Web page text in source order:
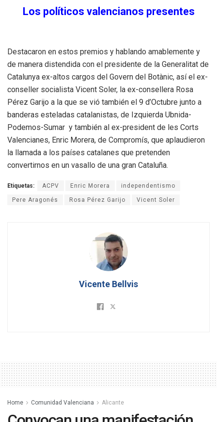
Los políticos valencianos presentes
Destacaron en estos premios y hablando amablemente y
de manera distendida con el presidente de la Generalitat de
Catalunya ex-altos cargos del Govern del Botànic, así el ex-
conseller socialista Vicent Soler, la ex-consellera Rosa
Pérez Garijo a la que se vió también el 9 d’Octubre junto a
banderas esteladas catalanistas, de Izquierda Ubnida-
Podemos-Sumar y también al ex-president de les Corts
Valencianes, Enric Morera, de Compromís, que aplaudieron
la llamada a los países catalanes que pretenden
convertirnos en un vasallo de una gran Cataluña.
Etiquetas: ACPV Enric Morera independentismo
Pere Aragonés Rosa Pérez Garijo Vicent Soler
Vicente Bellvis
Home Comunidad Valenciana Alicante